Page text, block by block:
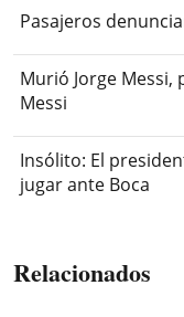
Pasajeros
Murió Jorge
Messi
Insólito: El
jugar ante Boca
Relacionados